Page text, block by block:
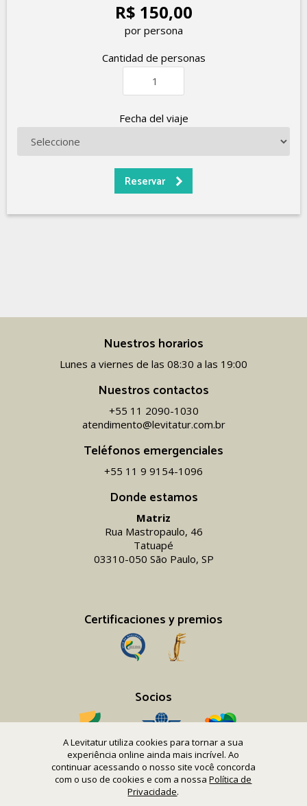
A Levitatur utiliza cookies para tornar a sua
experiência online ainda mais incrível. Ao
continuar acessando o nosso site você concorda
com o uso de cookies e com a nossaPolítica de
Privacidade.
R$ 150,00
por persona
Cantidad de personas
Fecha del viaje
Donde estamos
Matriz
Rua Mastropaulo, 46
Tatuapé
03310-050 São Paulo, SP
Certificaciones y premios
Socios
Nuestros horarios
Lunes a viernes de las 08:30 a las 19:00
Nuestros contactos
+55 11 2090-1030
atendimento@levitatur.com.br
Teléfonos emergenciales
+55 11 9 9154-1096‬
Copyright 2016-26 Levitatur Viagens e Turismo Ltda.
CNPJ 08.867.977/0001-12